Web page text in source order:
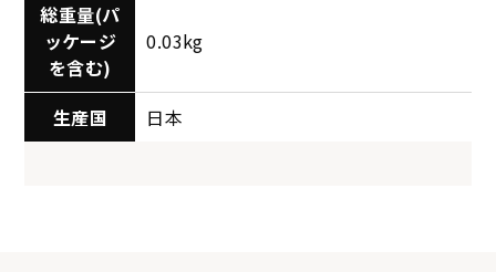
総重量(パ
ッケージ
を含む)
0.03kg
生産国 日本